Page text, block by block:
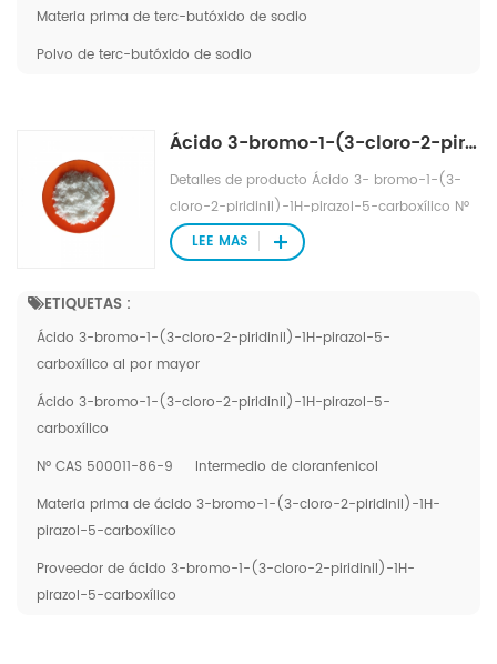
copolimerización con otros monómeros
acrílicos puede producir resinas acrílicas con
esterificación y reticulación, sintetizar resinas
insolubles, mejorar la adhesión y pueden
usarse como agentes de tratamiento de
fibras. Reacciona con resina de melamina
formaldehído (o urea formaldehído), resina
epoxi, etc. para fabricar recubrimientos de dos
brillo del espejo durante mucho tiempo.
También se puede utilizar como adhesivo
para textiles sintéticos y como monómero
Materia prima de terc-butóxido de sodio
Polvo de terc-butóxido de sodio
Ácido 3-bromo-1-(3-cloro-2-piridinil)-1H-pirazol-5-carboxílico CAS NO.500011-86-9
Detalles de producto Ácido 3- bromo-1-(3-
cloro-2-piridinil)-1H-pirazol-5-carboxílico Nº
CAS 500011-86-9 Pago: T/T Pedido mínimo:
1000 kg Plazo de ejecución: 7-15 días
ETIQUETAS :
Ácido 3-bromo-1-(3-cloro-2-piridinil)-1H-pirazol-5-
carboxílico al por mayor
Ácido 3-bromo-1-(3-cloro-2-piridinil)-1H-pirazol-5-
carboxílico
Nº CAS 500011-86-9
Intermedio de cloranfenicol
Materia prima de ácido 3-bromo-1-(3-cloro-2-piridinil)-1H-
pirazol-5-carboxílico
Proveedor de ácido 3-bromo-1-(3-cloro-2-piridinil)-1H-
pirazol-5-carboxílico
LEE MAS